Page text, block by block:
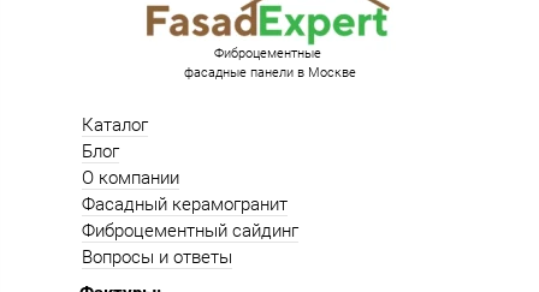
Каталог
Блог
О компании
Фасадный керамогранит
Фиброцементный сайдинг
Вопросы и ответы
Фиброцементные
фасадные панели в Москве